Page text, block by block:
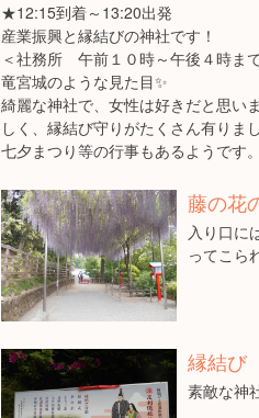
★12:15到着～13:20出発
産業振興と縁結びの神社です！
＜社務所 午前１０時～午後４時ま
竜宮城のような見た目✨
綺麗な神社で、女性は好きだと思い
しく、縁結び守りがたくさん有りま
七夕まつり等の行事もあるようです。
藤の花
入り口に
ってこら
縁結び
素敵な神